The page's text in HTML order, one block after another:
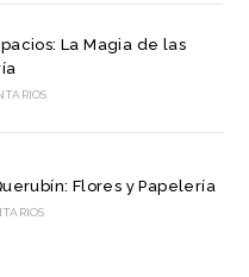
La Magia de las
Flores y Papelería